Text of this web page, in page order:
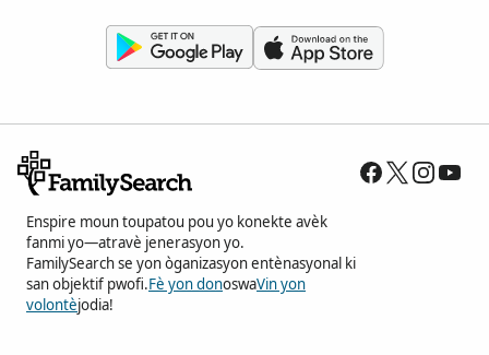
Enspire moun toupatou pou yo konekte avèk
fanmi yo—atravè jenerasyon yo.
FamilySearch se yon òganizasyon entènasyonal ki
san objektif pwofi.Fè yon donoswaVin yon
volontèjodia!